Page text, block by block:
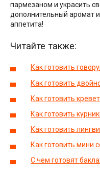
пармезаном и украсить
дополнительный аромат
аппетита!
Читайте также:
Как готовить
Как готовить
Как готовить
Как готовить
Как готовить
Как готовить мини
С чем готовят